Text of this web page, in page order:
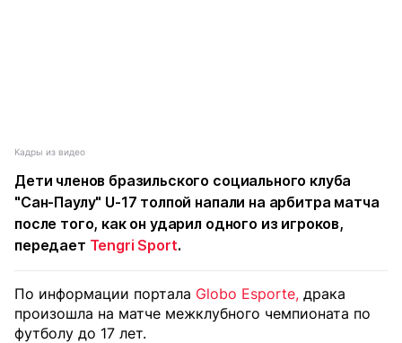
Кадры из видео
Дети членов бразильского социального клуба
"Сан-Паулу" U-17 толпой напали на арбитра матча
после того, как он ударил одного из игроков,
передает Tengri Sport.
По информации портала Globo Esporte, драка
произошла на матче межклубного чемпионата по
футболу до 17 лет.